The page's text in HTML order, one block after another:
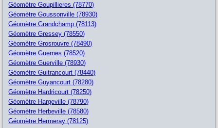
Géomètre Goupillieres (78770)
Géomètre Goussonville (78930)
Géomètre Grandchamp (78113)
Géomètre Gressey (78550)
Géomètre Grosrouvre (78490)
Géomètre Guernes (78520)
Géomètre Guerville (78930)
Géomètre Guitrancourt (78440)
Géomètre Guyancourt (78280)
Géomètre Hardricourt (78250)
Géomètre Hargeville (78790)
Géomètre Herbeville (78580)
Géomètre Hermeray (78125)